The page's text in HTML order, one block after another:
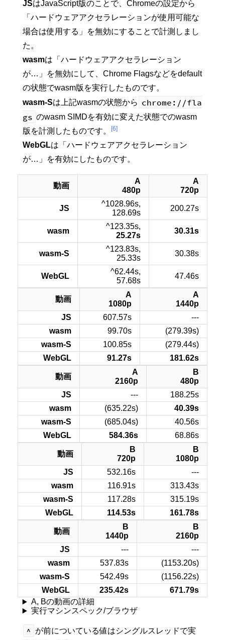
JSはJavaScript版のことで、Chromeの設定から
「ハードウェアアクセラレーションが使用可能な
場合は使用する」を無効にすることで計測しまし
た。
wasmは「ハードウェアアクセラレーション
が…」を無効にして、Chrome Flagsなどをdefault
の状態でwasm版を実行したものです。
wasm-Sは上記wasmの状態から chrome://fla
gs のwasm SIMDを有効に変えた状態でのwasm
版を計測したものです。
[6]
WebGLは「ハードウェアアクセラレーション
が…」を有効にしたものです。
動画
A
480p
A
720p
JS
^1028.96s,
128.69s
200.27s
wasm
^123.35s,
25.27s
30.31s
wasm-S
^123.83s,
25.33s
30.38s
WebGL
^62.44s,
57.68s
47.46s
動画
A
1080p
A
1440p
JS
607.57s
---
wasm
99.70s
(279.39s)
wasm-S
100.85s
(279.44s)
WebGL
91.27s 181.62s
動画
A
2160p
B
480p
JS
---
188.25s
wasm
(635.22s)
40.39s
wasm-S
(685.04s)
40.56s
WebGL
584.36s 68.86s
動画
B
720p
B
1080p
JS
532.16s
---
wasm
116.91s
313.43s
wasm-S
117.28s
315.19s
WebGL
114.53s 161.78s
動画
B
1440p
B
2160p
JS
---
---
wasm
537.83s
(1153.20s)
wasm-S
542.49s
(1156.22s)
WebGL
235.42s
671.79s
A, Bの動画の詳細
実行マシンスペック/ブラウザ
^
が前についている値はシングルスレッドで実